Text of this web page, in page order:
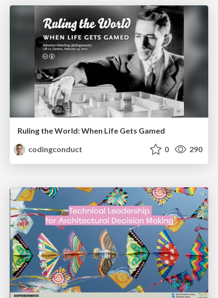
Ruling the World: When Life Gets Gamed
codingconduct
0 290